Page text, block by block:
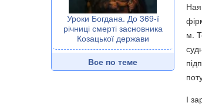
Уроки Богдана. До 369-ї
річниці смерті засновника
Козацької держави
Все по теме
м.
І